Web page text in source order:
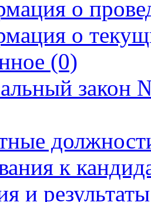
о
о
(0)
закон
к
и